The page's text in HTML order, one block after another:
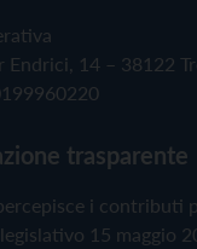
Endrici, 14 – 38122
trasparente
i contributi
15 maggio